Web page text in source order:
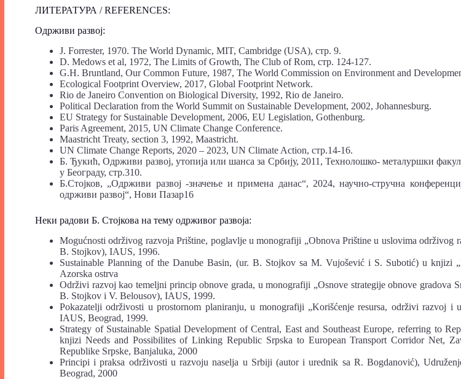
ЛИТЕРАТУРА / REFERENCES:
Одрживи развој:
J. Forrester, 1970. The World Dynamic, MIT, Cambridge (USA), стр. 9.
D. Medows et al, 1972, The Limits of Growth, The Club of Rom, стр. 124-127.
G.H. Bruntland, Our Common Future, 1987, The World Commission on Environment and
Ecological Footprint Overview, 2017, Global Footprint Network.
Rio de Janeiro Convention on Biological Diversity, 1992, Rio de Janeiro.
Political Declaration from the World Summit on Sustainable Development, 2002, Johannesburg.
EU Strategy for Sustainable Development, 2006, EU Legislation, Gothenburg.
Paris Agreement, 2015, UN Climate Change Conference.
Maastricht Treaty, section 3, 1992, Maastricht.
UN Climate Change Reports, 2020 – 2023, UN Climate Action, стр.14-16.
Б. Ђукић, Одрживи развој, утопија или шанса за Србију, 2011, Технолошко- металуршки
у Београду, стр.310.
Б.Стојков, „Одрживи развој -значење и примена данас“, 2024, научно-стручна
одрживи развој“, Нови Пазар16
Неки радови Б. Стојковa на тему одрживог развоја:
Mogućnosti održivog razvoja Prištine, poglavlje u monografiji „Obnova Prištine u uslovima održivog
B. Stojkov), IAUS, 1996.
Sustainable Planning of the Danube Basin, (ur. B. Stojkov sa M. Vujošević i S. Subotić) u knjizi
Azorska ostrva
Održivi razvoj kao temeljni princip obnove grada, u monografiji „Osnove strategije obnove gradova
B. Stojkov i V. Belousov), IAUS, 1999.
Pokazatelji održivosti u prostornom planiranju, u monografiji „Korišćenje resursa, održivi razvoj i
IAUS, Beograd, 1999.
Strategy of Sustainable Spatial Development of Central, East and Southeast Europe, referring to
knjizi Needs and Possibilites of Linking Republic Srpska to European Transport Corridor Net,
Republike Srpske, Banjaluka, 2000
Principi i praksa održivosti u razvoju naselja u Srbiji (autor i urednik sa R. Bogdanović),
Beograd, 2000